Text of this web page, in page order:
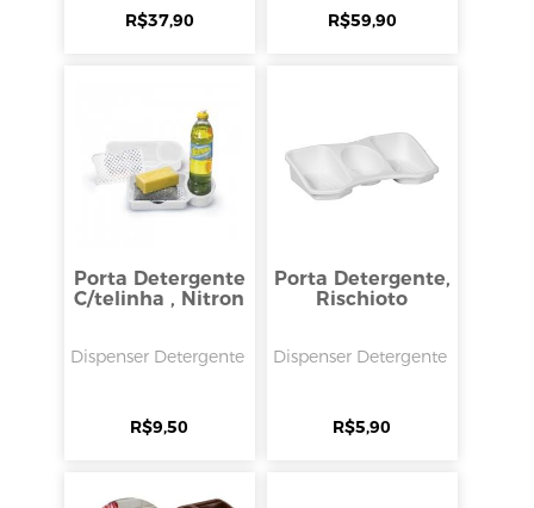
R$37,90 R$59,90
Porta Detergente
C/telinha , Nitron
Dispenser Detergente
R$9,50
Porta Detergente,
Rischioto
Dispenser Detergente
R$5,90